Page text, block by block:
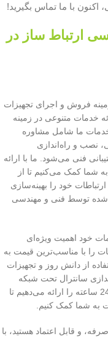
با ما تماس بگیرید!
ارتباط ساز در
فروش و اجرای تجهیزات
خدمات متنوعی در زمینه
ما شامل مشاوره
نصب و راه‌اندازی
فنی می‌شود. ما با ارائه
شما کمک می‌کنیم تا از
خود را بهینه‌سازی
شده توسط فنی و مهندسی
خود اهمیت ویژه‌ای
را با مناسب‌ترین قیمت به
از دانش روز و تجهیزات
سانترال تحت شبکه
کمک می‌کنند. ما همچنین خدمات پشتیبانی فنی 24 ساعته را ارائه می‌دهیم تا
به شما کمک کنیم.
و قابل اعتماد هستید، با